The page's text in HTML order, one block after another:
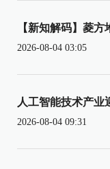
【新知解码】菱方
2026-08-04 03:05
人工智能技术产业
2026-08-04 09:31